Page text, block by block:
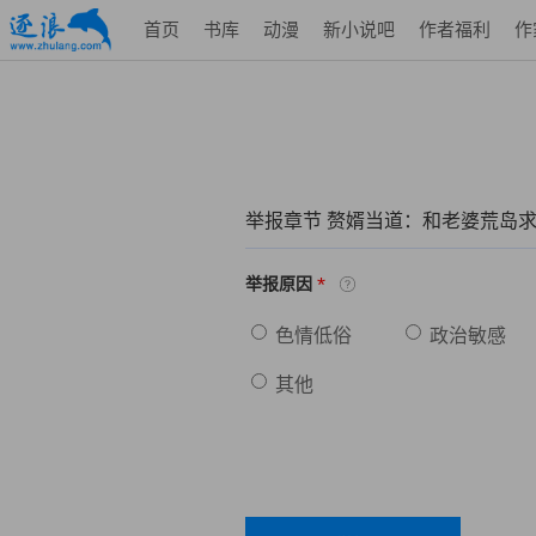
首页 书库 动漫 新小说吧 作者福利 作
举报章节 赘婿当道：和老婆荒岛
举报原因 *
色情低俗 政治敏感
其他